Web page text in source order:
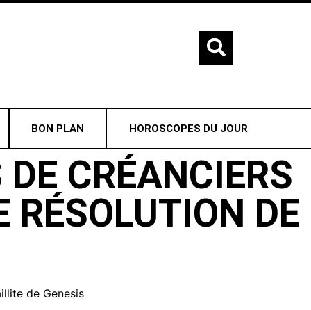
BON PLAN HOROSCOPES DU JOUR
CRÉANCIERS
RÉSOLUTION DE
de Genesis